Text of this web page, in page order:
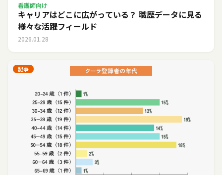
看護師向け
キャリアはどこに広がっている？ 職歴データに見る
様々な活躍フィールド
2026.01.28
記事